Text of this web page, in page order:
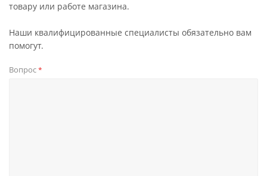
товару или работе магазина.
Наши квалифицированные специалисты обязательно вам
помогут.
Вопрос*